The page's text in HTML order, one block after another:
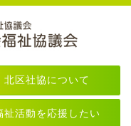
北区社協について
祉活動を応援したい